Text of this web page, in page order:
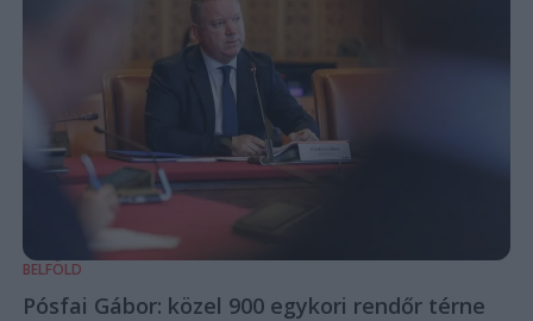
BELFÖLD
Pósfai Gábor: közel 900 egykori rendőr térne